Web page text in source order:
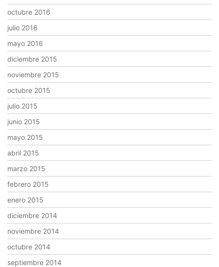
octubre 2016
julio 2016
mayo 2016
diciembre 2015
noviembre 2015
octubre 2015
julio 2015
junio 2015
mayo 2015
abril 2015
marzo 2015
febrero 2015
enero 2015
diciembre 2014
noviembre 2014
octubre 2014
septiembre 2014